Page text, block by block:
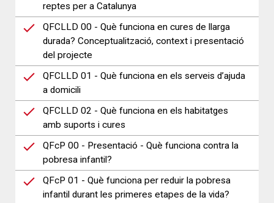
reptes per a Catalunya
QFCLLD 00 - Què funciona en cures de llarga
durada? Conceptualització, context i presentació
del projecte
QFCLLD 01 - Què funciona en els serveis d’ajuda
a domicili
QFCLLD 02 - Què funciona en els habitatges
amb suports i cures
QFcP 00 - Presentació - Què funciona contra la
pobresa infantil?
QFcP 01 - Què funciona per reduir la pobresa
infantil durant les primeres etapes de la vida?